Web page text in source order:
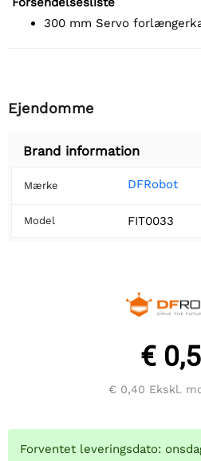
300 mm Servo
Ejendomme
Brand information
Mærke DFRobot
Model FIT0033
€
€ 0,40 Ekskl.
Forventet leveringsdato: